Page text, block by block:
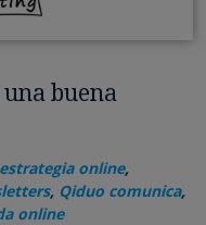
buena
estrategia online,
, Qiduo comunica,
online